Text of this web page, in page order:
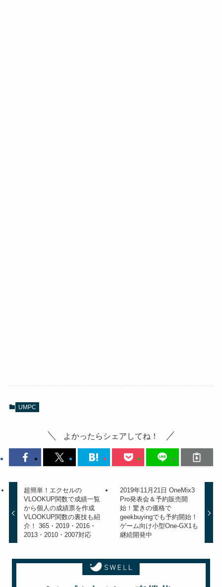
UMPC
よかったらシェアしてね！
超簡単！エクセルの
VLOOKUP関数で成績一覧
から個人の成績票を作成
VLOOKUP関数の裏技も紹
介！ 365・2019・2016・
2013・2010・2007対応
2019年11月21日 OneMix3
Pro発表会＆予約販売開
始！驚きの価格で
geekbuyingでも予約開始！
ゲーム向け小型One-GX1も
継続開発中